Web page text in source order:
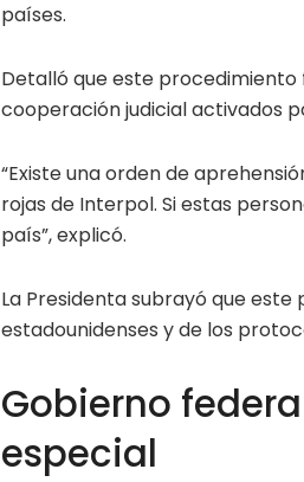
países.
Detalló que este
cooperación judicial activados
“Existe una orden de
rojas de Interpol. Si estas
país”, explicó.
La Presidenta subrayó que
estadounidenses y de los
Gobierno
especial